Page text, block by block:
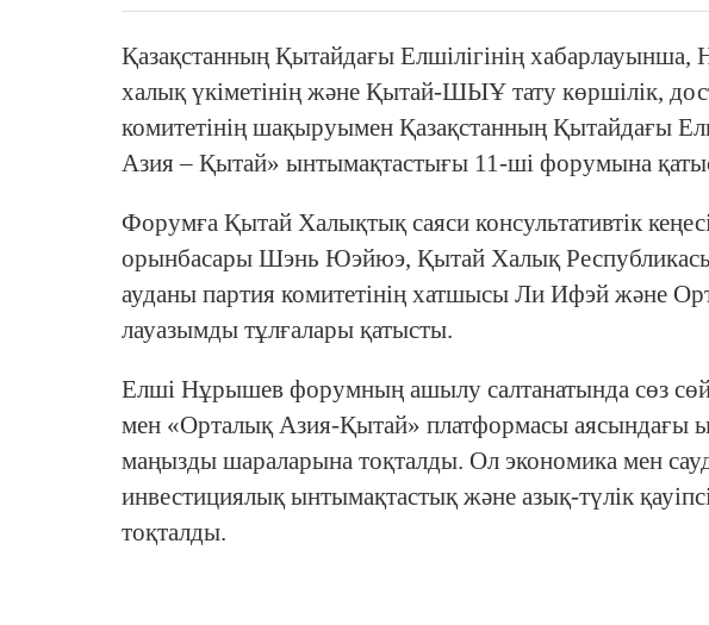
Қазақстанның Қытайдағы Елшілігінің
халық үкіметінің және Қытай-ШЫҰ тату көршілік,
комитетінің шақыруымен Қазақстанның Қытайдағы
Азия – Қытай» ынтымақтастығы 11-ші форумына
Форумға Қытай Халықтық саяси консультативтік
орынбасары Шэнь Юэйюэ, Қытай Халық
ауданы партия комитетінің хатшысы Ли Ифэй және
лауазымды тұлғалары қатысты.
Елші Нұрышев форумның ашылу салтанатында сөз
мен «Орталық Азия-Қытай» платформасы аясындағы
маңызды шараларына тоқталды. Ол экономика мен
инвестициялық ынтымақтастық және азық-түлік
тоқталды.